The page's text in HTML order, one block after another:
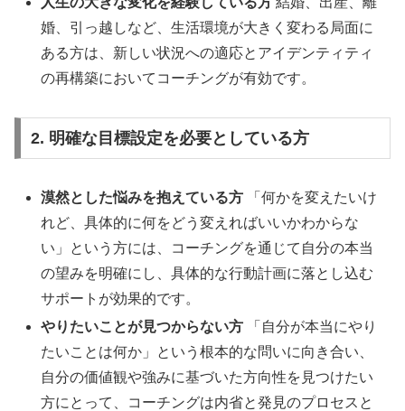
婚、引っ越しなど、生活環境が大きく変わる局面に
ある方は、新しい状況への適応とアイデンティティ
の再構築においてコーチングが有効です。
2. 明確な目標設定を必要としている方
漠然とした悩みを抱えている方 「何かを変えたいけ
れど、具体的に何をどう変えればいいかわからな
い」という方には、コーチングを通じて自分の本当
の望みを明確にし、具体的な行動計画に落とし込む
サポートが効果的です。
やりたいことが見つからない方 「自分が本当にやり
たいことは何か」という根本的な問いに向き合い、
自分の価値観や強みに基づいた方向性を見つけたい
方にとって、コーチングは内省と発見のプロセスと